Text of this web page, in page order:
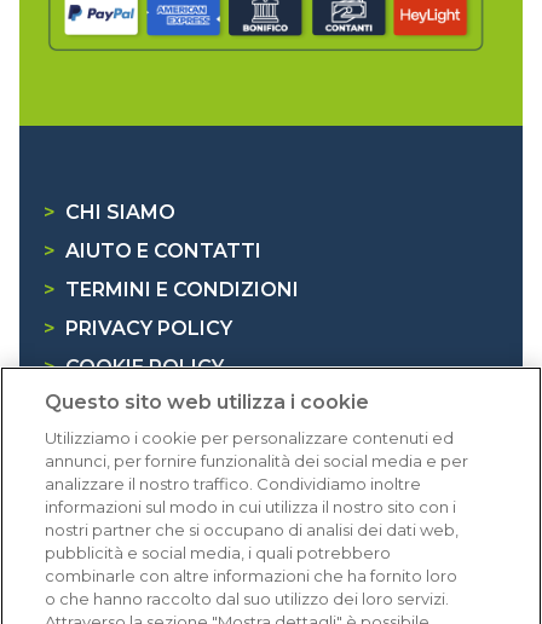
> CHI SIAMO
> AIUTO E CONTATTI
> TERMINI E CONDIZIONI
>
PRIVACY POLICY
> COOKIE POLICY
> INFORMATIVA RAEE
Dicono di noi
1.640 recensioni
Eccellente (4,8)
Questo sito web utilizza i cookie
Utilizziamo i cookie per personalizzare contenuti ed
annunci, per fornire funzionalità dei social media e per
analizzare il nostro traffico. Condividiamo inoltre
informazioni sul modo in cui utilizza il nostro sito con i
nostri partner che si occupano di analisi dei dati web,
pubblicità e social media, i quali potrebbero
combinarle con altre informazioni che ha fornito loro
o che hanno raccolto dal suo utilizzo dei loro servizi.